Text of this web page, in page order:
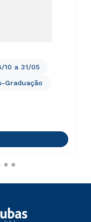
Graduação
10 a 31/05